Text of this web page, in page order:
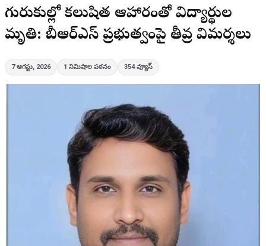
గురుకులాల్లో కలుషిత ఆహారంతో విద్యార్థుల
మృతి: బీఆర్ఎస్ ప్రభుత్వంపై తీవ్ర విమర్శలు
7 ఆగస్టు, 2026 1 నిమిషాల పఠనం 354 వ్యూస్